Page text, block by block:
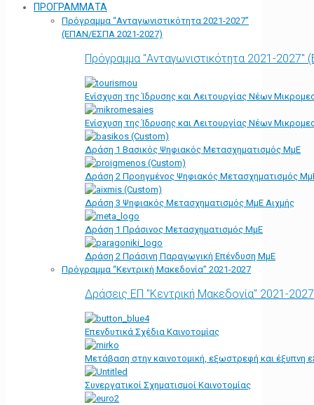
ΠΡΟΓΡΑΜΜΑΤΑ
Πρόγραμμα “Ανταγωνιστικότητα 2021-2027”
(ΕΠΑΝ/ΕΣΠΑ 2021-2027)
Πρόγραμμα "Ανταγωνιστικότητα 2021-
Ενίσχυση της Ίδρυσης και Λειτουργίας Νέων
Ενίσχυση της Ίδρυσης και Λειτουργίας Νέων
Δράση 1 Βασικός Ψηφιακός Μετασχηματισμός ΜμΕ
Δράση 2 Προηγμένος Ψηφιακός Μετασχηματισμός
Δράση 3 Ψηφιακός Μετασχηματισμός ΜμΕ Αιχμής
Δράση 1 Πράσινος Μετασχηματισμός ΜμΕ
Δράση 2 Πράσινη Παραγωγική Επένδυση ΜμΕ
Πρόγραμμα “Κεντρική Μακεδονία” 2021-2027
Δράσεις ΕΠ "Κεντρική Μακεδονία" 2021-2027
Επενδυτικά Σχέδια Καινοτομίας
Μετάβαση στην καινοτομική, εξωστρεφή και έξυπνη
Συνεργατικοί Σχηματισμοί Καινοτομίας